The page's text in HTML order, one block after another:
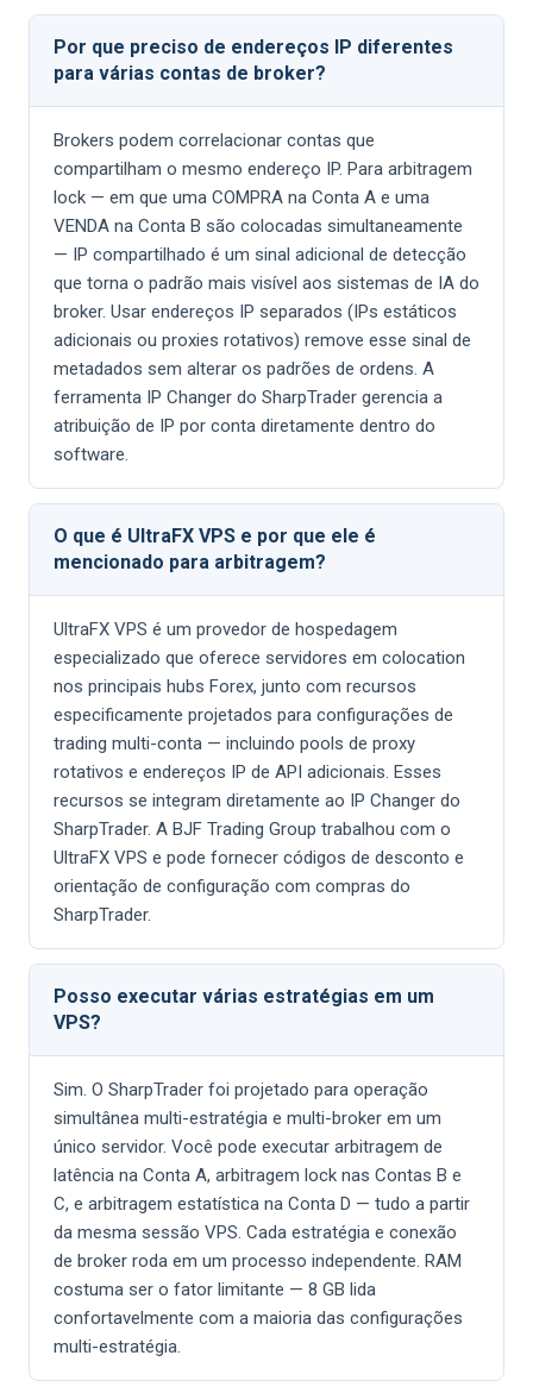
Por que preciso de endereços IP diferentes
para várias contas de broker?
Brokers podem correlacionar contas que
compartilham o mesmo endereço IP. Para arbitragem
lock — em que uma COMPRA na Conta A e uma
VENDA na Conta B são colocadas simultaneamente
— IP compartilhado é um sinal adicional de detecção
que torna o padrão mais visível aos sistemas de IA do
broker. Usar endereços IP separados (IPs estáticos
adicionais ou proxies rotativos) remove esse sinal de
metadados sem alterar os padrões de ordens. A
ferramenta IP Changer do SharpTrader gerencia a
atribuição de IP por conta diretamente dentro do
software.
O que é UltraFX VPS e por que ele é
mencionado para arbitragem?
UltraFX VPS é um provedor de hospedagem
especializado que oferece servidores em colocation
nos principais hubs Forex, junto com recursos
especificamente projetados para configurações de
trading multi-conta — incluindo pools de proxy
rotativos e endereços IP de API adicionais. Esses
recursos se integram diretamente ao IP Changer do
SharpTrader. A BJF Trading Group trabalhou com o
UltraFX VPS e pode fornecer códigos de desconto e
orientação de configuração com compras do
SharpTrader.
Posso executar várias estratégias em um
VPS?
Sim. O SharpTrader foi projetado para operação
simultânea multi-estratégia e multi-broker em um
único servidor. Você pode executar arbitragem de
latência na Conta A, arbitragem lock nas Contas B e
C, e arbitragem estatística na Conta D — tudo a partir
da mesma sessão VPS. Cada estratégia e conexão
de broker roda em um processo independente. RAM
costuma ser o fator limitante — 8 GB lida
confortavelmente com a maioria das configurações
multi-estratégia.